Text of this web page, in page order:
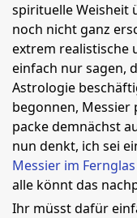
spirituelle Weisheit
noch nicht ganz
extrem realistische
einfach nur sagen,
Astrologie
begonnen, Messier
packe demnächst
nun denkt, ich sei
Messier im Fernglas
alle könnt das
Ihr müsst dafür